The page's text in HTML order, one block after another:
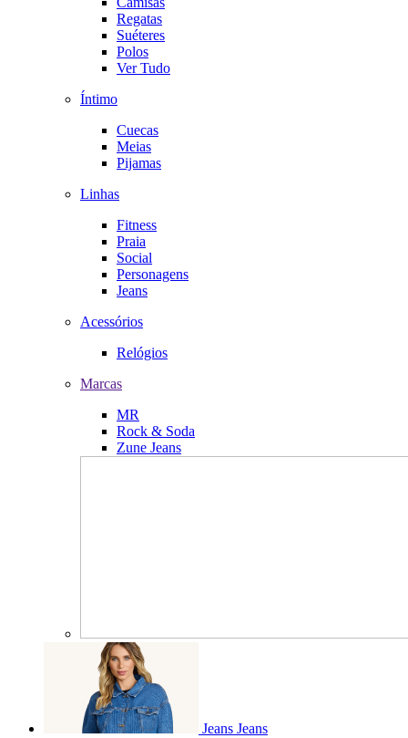
Regatas
Suéteres
Polos
Ver Tudo
Íntimo
Cuecas
Meias
Pijamas
Linhas
Fitness
Praia
Social
Personagens
Jeans
Acessórios
Relógios
Marcas
MR
Rock & Soda
Zune Jeans
Jeans Jeans